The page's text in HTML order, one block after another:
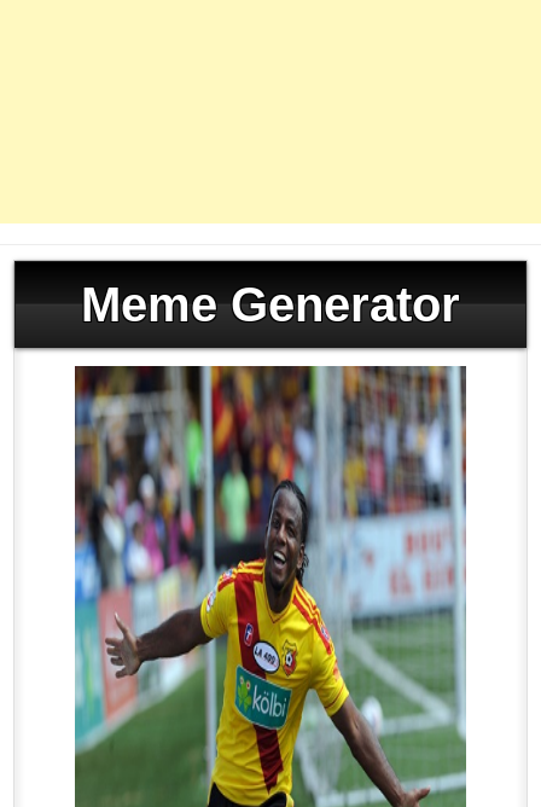
Meme Generator